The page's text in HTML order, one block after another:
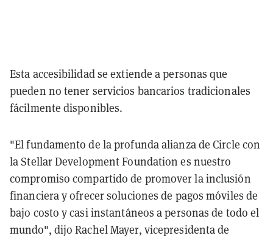
Esta accesibilidad se extiende a personas que
pueden no tener servicios bancarios tradicionales
fácilmente disponibles.
"El fundamento de la profunda alianza de Circle con
la Stellar Development Foundation es nuestro
compromiso compartido de promover la inclusión
financiera y ofrecer soluciones de pagos móviles de
bajo costo y casi instantáneos a personas de todo el
mundo", dijo Rachel Mayer, vicepresidenta de